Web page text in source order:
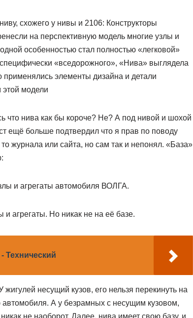
схожего у нивы и 2106: Конструкторы
на перспективную модель многие узлы и
особенностью стал полностью «легковой»
«вседорожного», «Нива» выглядела
элементы дизайна и детали
этой модели
что нива как бы короче? Не? А под нивой и шохой
ещё больше подтвердил что я прав по поводу
журнала или сайта, но сам так и непонял. «База»
и агрегаты автомобиля ВОЛГА.
агрегаты. Но никак не на её базе.
Технический
несущий кузов, его нельзя перекинуть на
автомобиля. А у безрамных с несущим кузовом,